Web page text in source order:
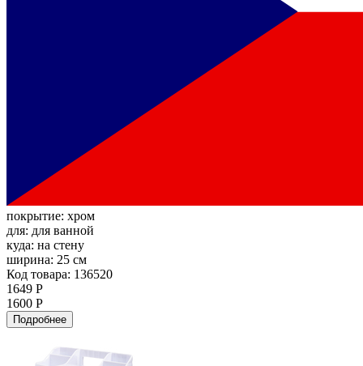
покрытие: хром
для: для ванной
куда: на стену
ширина: 25 см
Код товара: 136520
1649 Р
1600 Р
Подробнее